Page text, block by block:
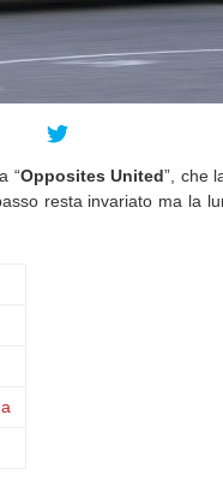
“Opposites United”, che
resta invariato ma la